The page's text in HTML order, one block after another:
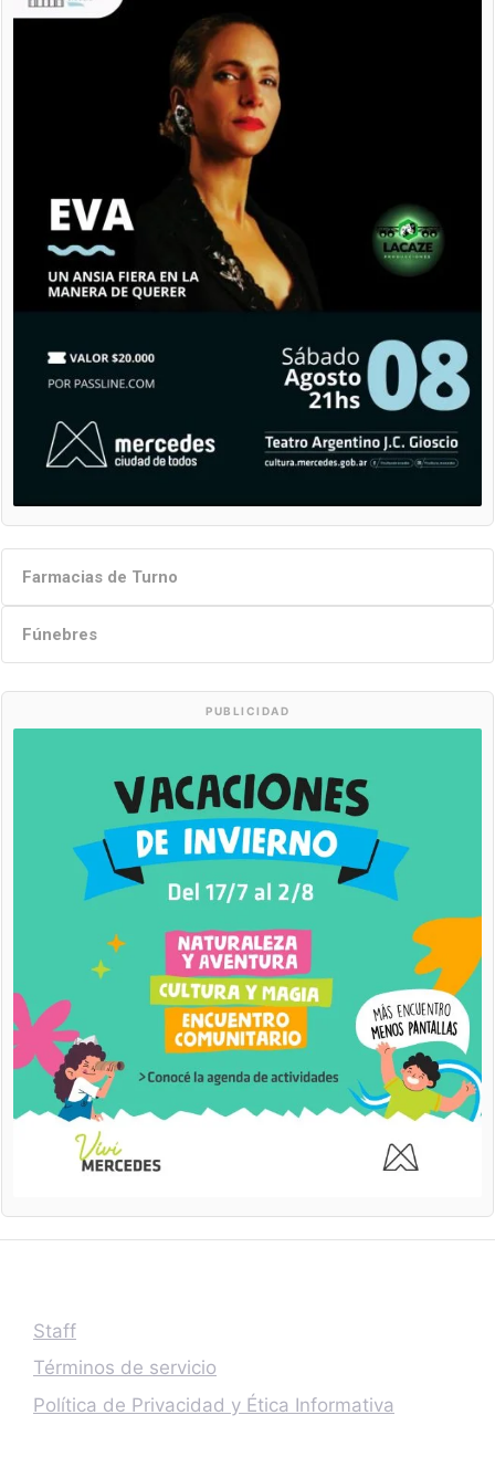
Farmacias de Turno
Fúnebres
PUBLICIDAD
Staff
Términos de servicio
Política de Privacidad y Ética Informativa